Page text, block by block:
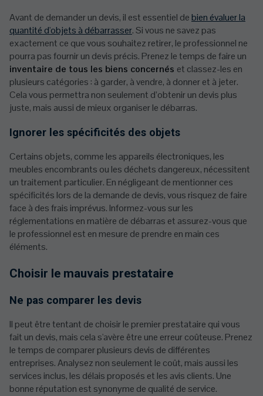
Avant de demander un devis, il est essentiel debien évaluer la
quantité d'objets à débarrasser. Si vous ne savez pas
exactement ce que vous souhaitez retirer, le professionnel ne
pourra pas fournir un devis précis. Prenez le temps de faire un
inventaire de tous les biens concernés et classez-les en
plusieurs catégories : à garder, à vendre, à donner et à jeter.
Cela vous permettra non seulement d’obtenir un devis plus
juste, mais aussi de mieux organiser le débarras.
Ignorer les spécificités des objets
Certains objets, comme les appareils électroniques, les
meubles encombrants ou les déchets dangereux, nécessitent
un traitement particulier. En négligeant de mentionner ces
spécificités lors de la demande de devis, vous risquez de faire
face à des frais imprévus. Informez-vous sur les
réglementations en matière de débarras et assurez-vous que
le professionnel est en mesure de prendre en main ces
éléments.
Choisir le mauvais prestataire
Ne pas comparer les devis
Il peut être tentant de choisir le premier prestataire qui vous
fait un devis, mais cela s'avère être une erreur coûteuse. Prenez
le temps de comparer plusieurs devis de différentes
entreprises. Analysez non seulement le coût, mais aussi les
services inclus, les délais proposés et les avis clients. Une
bonne réputation est synonyme de qualité de service.